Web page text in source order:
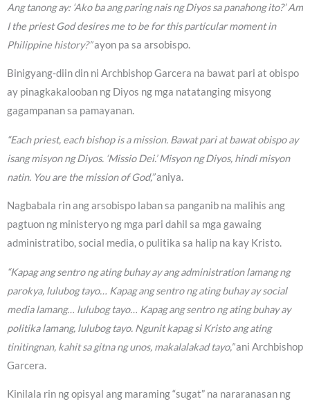
Ang tanong ay: ‘Ako ba ang paring nais ng Diyos sa panahong ito?’ Am
I the priest God desires me to be for this particular moment in
Philippine history?”ayon pa sa arsobispo.
Binigyang-diin din ni Archbishop Garcera na bawat pari at obispo
ay pinagkakalooban ng Diyos ng mga natatanging misyong
gagampanan sa pamayanan.
“Each priest, each bishop is a mission. Bawat pari at bawat obispo ay
isang misyon ng Diyos. ‘Missio Dei.’ Misyon ng Diyos, hindi misyon
natin. You are the mission of God,”aniya.
Nagbabala rin ang arsobispo laban sa panganib na malihis ang
pagtuon ng ministeryo ng mga pari dahil sa mga gawaing
administratibo, social media, o pulitika sa halip na kay Kristo.
“Kapag ang sentro ng ating buhay ay ang administration lamang ng
parokya, lulubog tayo… Kapag ang sentro ng ating buhay ay social
media lamang… lulubog tayo… Kapag ang sentro ng ating buhay ay
politika lamang, lulubog tayo. Ngunit kapag si Kristo ang ating
tinitingnan, kahit sa gitna ng unos, makalalakad tayo,”ani Archbishop
Garcera.
Kinilala rin ng opisyal ang maraming “sugat” na nararanasan ng